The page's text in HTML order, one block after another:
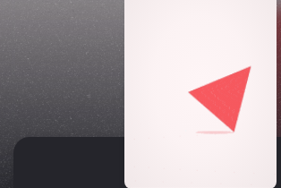
暂无观看影片的记录